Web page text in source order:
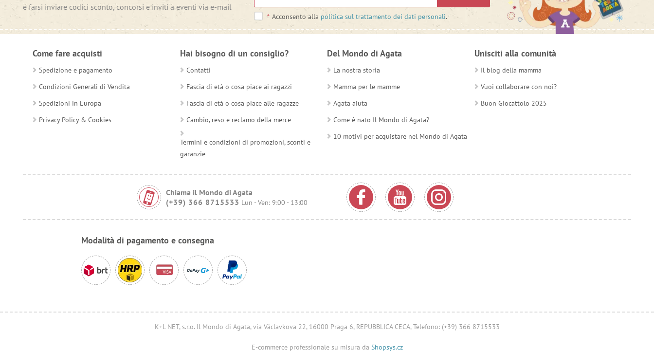
e farsi inviare codici sconto, concorsi e inviti a eventi via e-mail
* Acconsento alla politica sul trattamento dei dati personali.
Come fare acquisti
Spedizione e pagamento
Condizioni Generali di Vendita
Spedizioni in Europa
Privacy Policy & Cookies
Hai bisogno di un consiglio?
Contatti
Fascia di età o cosa piace ai ragazzi
Fascia di età o cosa piace alle ragazze
Cambio, reso e reclamo della merce
Termini e condizioni di promozioni, sconti e
garanzie
Del Mondo di Agata
La nostra storia
Mamma per le mamme
Agata aiuta
Come è nato Il Mondo di Agata?
10 motivi per acquistare nel Mondo di Agata
Unisciti alla comunità
Il blog della mamma
Vuoi collaborare con noi?
Buon Giocattolo 2025
Chiama il Mondo di Agata
(+39) 366 8715533 Lun - Ven: 9:00 - 13:00
Modalità di pagamento e consegna
K+L NET, s.r.o. Il Mondo di Agata, via Václavkova 22, 16000 Praga 6, REPUBBLICA CECA, Telefono: (+39) 366 8715533
E-commerce professionale su misura da Shopsys.cz